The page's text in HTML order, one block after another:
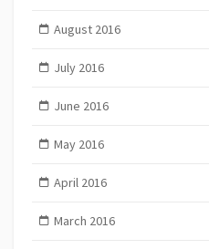
August 2016
July 2016
June 2016
May 2016
April 2016
March 2016